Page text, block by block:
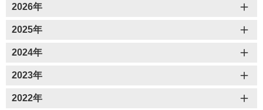
2026年
2025年
2024年
2023年
2022年